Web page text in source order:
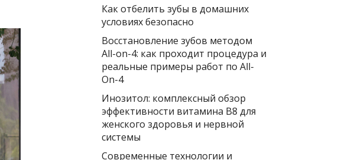
Как отбелить зубы в домашних
условиях безопасно
Восстановление зубов методом
All-on-4: как проходит процедура и
реальные примеры работ по All-
On-4
Инозитол: комплексный обзор
эффективности витамина B8 для
женского здоровья и нервной
системы
Современные технологии и